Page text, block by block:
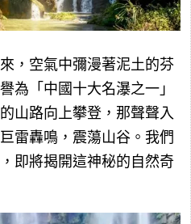
，空氣中彌漫著泥土的芬
為「中國十大名瀑之一」
山路向上攀登，那聲聲入
雷轟鳴，震蕩山谷。我們
即將揭開這神秘的自然奇